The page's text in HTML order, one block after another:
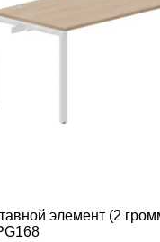
элемент (2